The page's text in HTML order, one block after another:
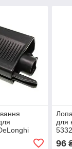
для
96